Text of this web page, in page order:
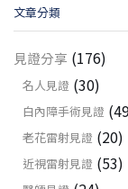
文章分類
見證分享 (176)
名人見證 (30)
白內障手術見證
老花雷射見證 (20)
近視雷射見證 (53)